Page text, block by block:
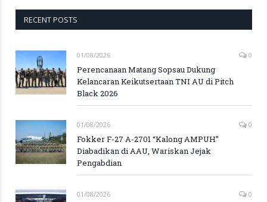
RECENT POSTS
01/08/2026 0
Perencanaan Matang Sopsau Dukung
Kelancaran Keikutsertaan TNI AU di Pitch
Black 2026
01/08/2026 0
Fokker F-27 A-2701 “Kalong AMPUH”
Diabadikan di AAU, Wariskan Jejak
Pengabdian
01/08/2026 0